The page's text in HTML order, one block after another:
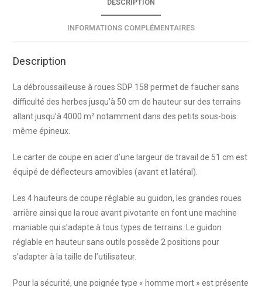
DESCRIPTION
INFORMATIONS COMPLÉMENTAIRES
Description
La débroussailleuse à roues SDP 158 permet de faucher sans
difficulté des herbes jusqu’à 50 cm de hauteur sur des terrains
allant jusqu’à 4000 m² notamment dans des petits sous-bois
même épineux.
Le carter de coupe en acier d’une largeur de travail de 51 cm est
équipé de déflecteurs amovibles (avant et latéral).
Les 4 hauteurs de coupe réglable au guidon, les grandes roues
arrière ainsi que la roue avant pivotante en font une machine
maniable qui s’adapte à tous types de terrains. Le guidon
réglable en hauteur sans outils possède 2 positions pour
s’adapter à la taille de l’utilisateur.
Pour la sécurité, une poignée type « homme mort » est présente